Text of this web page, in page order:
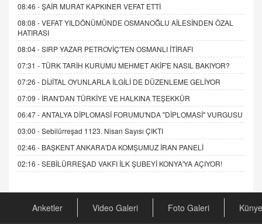
08:46 -ŞAİR MURAT KAPKINER VEFAT ETTİ
08:08 -VEFAT YILDÖNÜMÜNDE OSMANOĞLU AİLESİNDEN ÖZAL
HATIRASI
08:04 -SIRP YAZAR PETROVİÇ'TEN OSMANLI İTİRAFI
07:31 -TÜRK TARİH KURUMU MEHMET AKİF'E NASIL BAKIYOR?
07:26 - DİJİTAL OYUNLARLA İLGİLİ DE DÜZENLEME GELİYOR
07:09 - İRAN'DAN TÜRKİYE VE HALKINA TEŞEKKÜR
06:47 -ANTALYA DİPLOMASİ FORUMU'NDA "DİPLOMASİ" VURGUSU
03:00 -Sebilürreşad 1123. Nisan Sayısı ÇIKTI
02:46 - BAŞKENT ANKARA'DA KOMŞUMUZ İRAN PANELİ
02:16 -SEBİLÜRREŞAD VAKFI İLK ŞUBEYİ KONYA'YA AÇIYOR!
Anketler Video Galeri Foto Galeri Künye